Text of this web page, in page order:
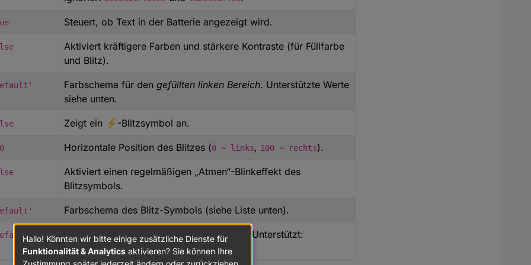
/ 1.055, 2.4);
* srgb[1] + 0.0722 * srgb[2];
die Breite des Füllbalkens bei verschiedenen Prozentwerten für harmonische Übergänge.
w: 48 }, { p: 30, w: 58 }, { p: 35, w: 67 },
w: 125 }, { p: 70, w: 134 }, { p: 75, w: 144 },
die Breite des Füllbalkens aus SAMPLE_POINTS, auch Zwischenwerte.
{
100);
if (s.p === p) return s.w;
Steuert, ob Text in der Batterie angezeigt wird.
Aktiviert kräftigere Farben und stärkere Kontraste (für Füllfarbe
und Blitz).
Farbschema für den gefüllten linken Bereich. Unterstützte Werte
siehe unten.
Zeigt ein ⚡-Blitzsymbol an.
Horizontale Position des Blitzes (0 = links, 100 = rechts).
Aktiviert einen regelmäßigen „Atmen“-Blinkeffekt des
Blitzsymbols.
Farbschema des Blitz-Symbols (siehe Liste unten).
Hintergrund des rechten, leeren Bereichs . Unterstützt:
'default',HEX ,RGB,RGBA .
Hallo! Könnten wir bitte einige zusätzliche Dienste für
Funktionalität & Analytics aktivieren? Sie können Ihre